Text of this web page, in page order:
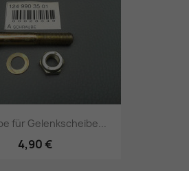
für Gelenkscheibe...
4,90 €